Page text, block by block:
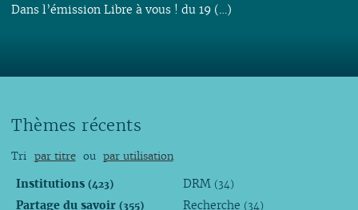
Dans l’émission Libre à vous ! du 19 (…)
Thèmes récents
Tri par titre ou par utilisation
Institutions (423)
Partage du savoir (355)
DRM (34)
Recherche (34)